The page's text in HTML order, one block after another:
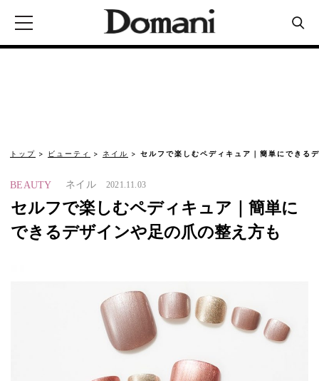
トップ ビューティ ネイル セルフで楽しむペディキュア｜簡単にできる
BEAUTY ネイル 2021.11.03
セルフで楽しむペディキュア｜簡単に
できるデザインや足の爪の整え方も